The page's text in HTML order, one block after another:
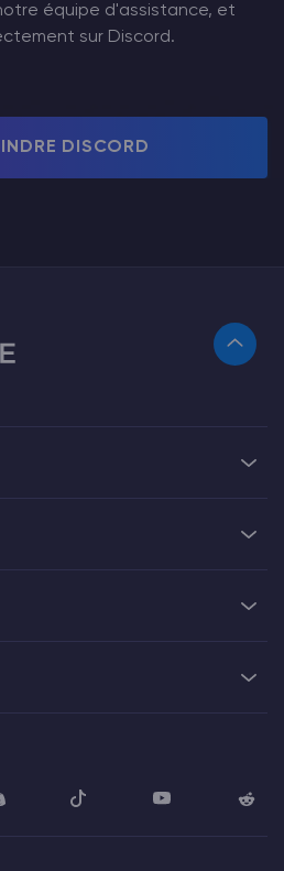
équipe d'assistance, et
sur Discord.
DISCORD